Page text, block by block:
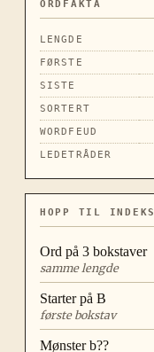
ORDFAKTA
LENGDE
FØRSTE
SISTE
SORTERT
WORDFEUD
LEDETRÅDER
HOPP TIL INDEKS
Ord på 3 bokstaver
samme lengde
Starter på B
første bokstav
Mønsterb??